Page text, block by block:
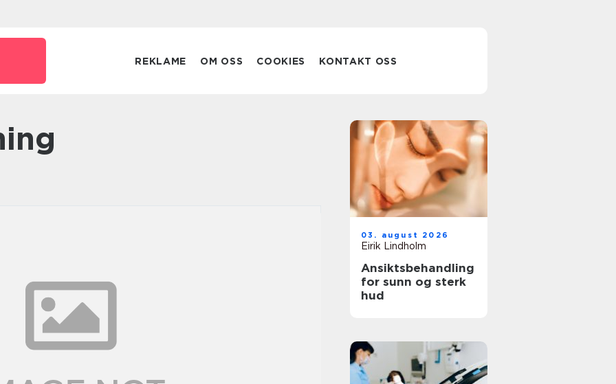
REKLAME OM OSS COOKIES KONTAKT OSS
03. august 2026
Eirik Lindholm
Ansiktsbehandling
for sunn og sterk
hud